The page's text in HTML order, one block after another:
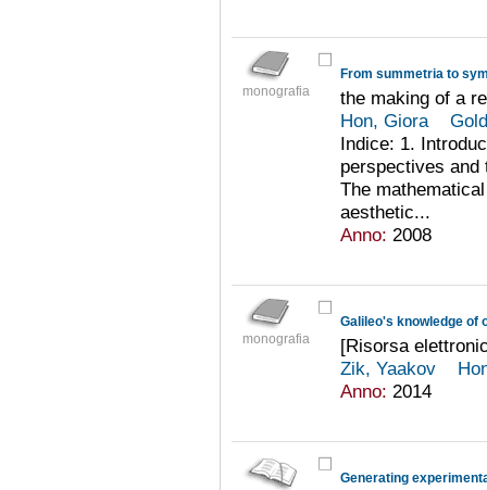
monografia
From summetria to
the making of a
Hon, Giora
Indice: 1.
perspectives
The
aesthetic...
Anno: 2008
monografia
Galileo's knowledge of
[Risorsa
Zik, Yaakov
Anno: 2014
Generating